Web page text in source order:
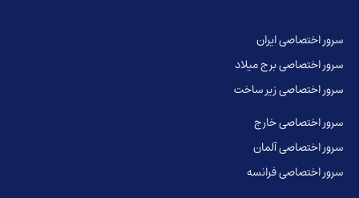
سرور اختصاصی ایران
سرور اختصاصی برج میلاد
سرور اختصاصی زیر ساخت
سرور اختصاصی خارج
سرور اختصاصی آلمان
سرور اختصاصی فرانسه